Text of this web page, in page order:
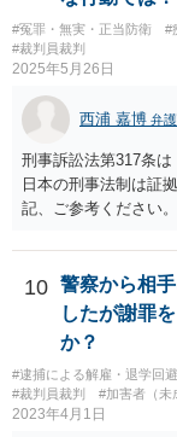
うなものであって、
とされています。 要
であるというために
こと、②それが起訴
自体で両者の犯人が
られる必要がある、
向でのみ、限られた
る、ということにな
#冤罪・無実・正当防衛 #
#裁判員裁判
2025年5月26日
西浦 嘉博 弁
刑事訴訟法第317条は
日本の刑事法制は証
記、ご参考ください。
10 警察から相
したが謝罪
か？
#逮捕による解雇・退学回避
#裁判員裁判
#加害者（未
2023年4月1日